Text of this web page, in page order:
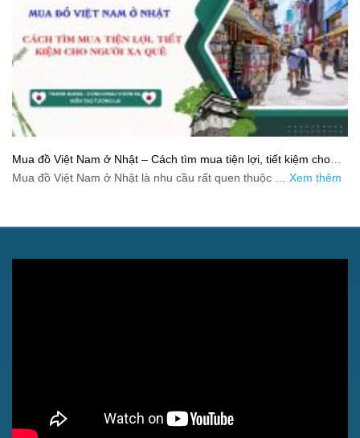
Mua đồ Việt Nam ở Nhật – Cách tìm mua tiện lợi, tiết kiệm cho
người xa quê
Mua đồ Việt Nam ở Nhật là nhu cầu rất quen thuộc … Xem thêm